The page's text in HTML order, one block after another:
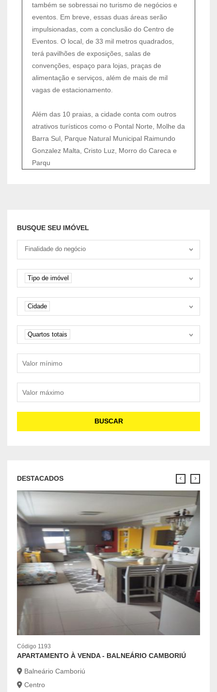
também se sobressai no turismo de negócios e
eventos. Em breve, essas duas áreas serão
impulsionadas, com a conclusão do Centro de
Eventos. O local, de 33 mil metros quadrados,
terá pavilhões de exposições, salas de
convenções, espaço para lojas, praças de
alimentação e serviços, além de mais de mil
vagas de estacionamento.
Além das 10 praias, a cidade conta com outros
atrativos turísticos como o Pontal Norte, Molhe da
Barra Sul, Parque Natural Municipal Raimundo
Gonzalez Malta, Cristo Luz, Morro do Careca e
Parqu
BUSQUE SEU IMÓVEL
Tipo negociação
Finalidade do negócio
Tipo de imóvel
Tipo de imóvel
Cidade
Cidade
Quartos
Quartos totais
BUSCAR
DESTACADOS
Código 1193
APARTAMENTO À VENDA - BALNEÁRIO CAMBORIÚ
Balneário Camboriú
Centro